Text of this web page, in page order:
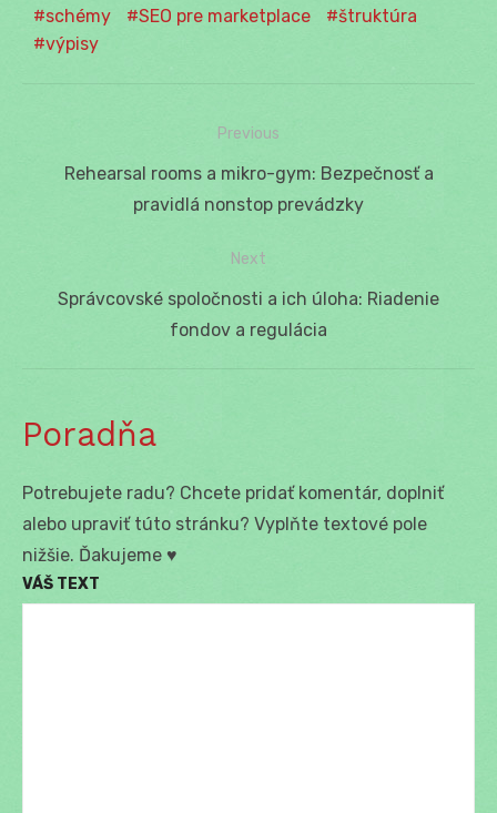
schémy
SEO pre marketplace
štruktúra
výpisy
Navigácia
Previous
Previous
Rehearsal rooms a mikro-gym: Bezpečnosť a
pravidlá nonstop prevádzky
Next
NextSprávcovské spoločnosti a ich úloha: Riadenie
fondov a regulácia
Poradňa
Potrebujete radu? Chcete pridať komentár, doplniť
alebo upraviť túto stránku? Vyplňte textové pole
nižšie. Ďakujeme ♥
VÁŠ TEXT